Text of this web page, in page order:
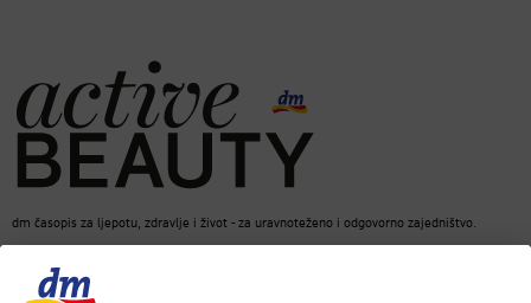
dm časopis za ljepotu, zdravlje i život - za uravnoteženo i odgovorno zajedništvo.